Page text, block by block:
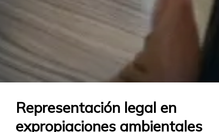
Representación legal en
expropiaciones ambientales